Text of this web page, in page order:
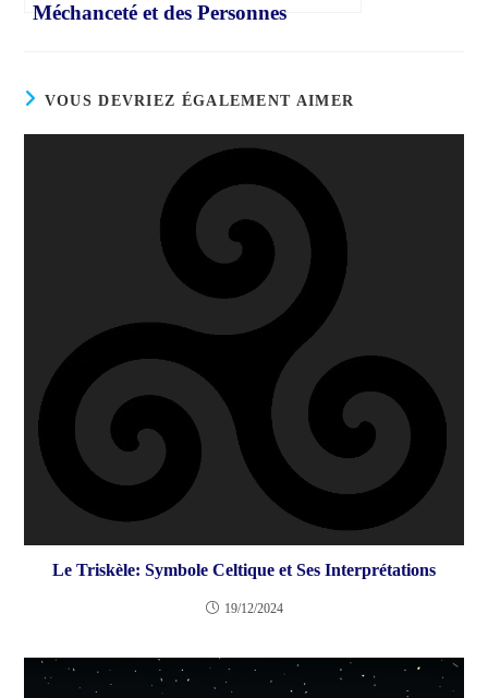
Méchanceté et des Personnes
VOUS DEVRIEZ ÉGALEMENT AIMER
Le Triskèle: Symbole Celtique et Ses Interprétations
19/12/2024